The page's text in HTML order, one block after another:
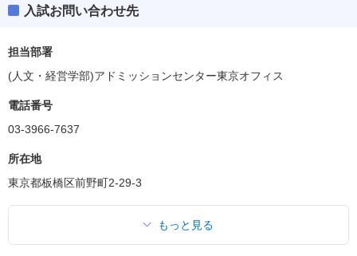
入試お問い合わせ先
担当部署
(人文・経営学部)アドミッションセンター東京オフィス
電話番号
03-3966-7637
所在地
東京都板橋区前野町2-29-3
もっと見る